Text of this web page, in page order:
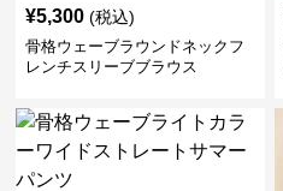
¥5,300 (税込)
骨格ウェーブラウンドネックフ
レンチスリーブブラウス